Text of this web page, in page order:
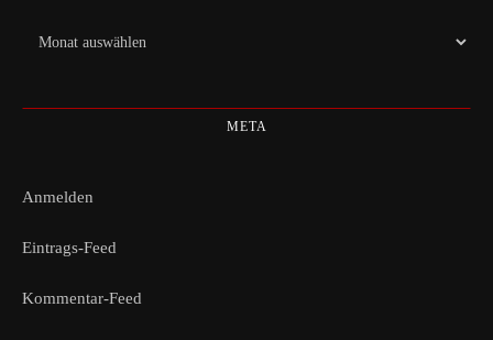
Archiv
META
Anmelden
Eintrags-Feed
Kommentar-Feed